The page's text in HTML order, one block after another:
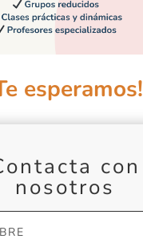
esperamos!
con
nosotros